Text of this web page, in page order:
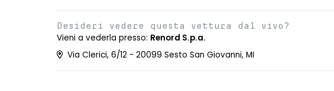
Desideri vedere questa vettura dal vivo?
Vieni a vederla presso: Renord S.p.a.
Via Clerici, 6/12 - 20099 Sesto San Giovanni, MI